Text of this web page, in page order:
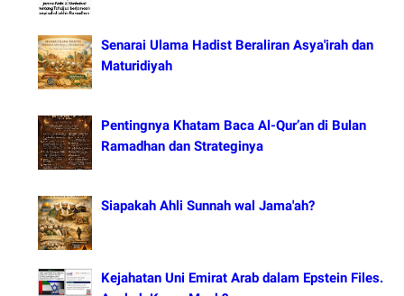
Senarai Ulama Hadist Beraliran Asya'irah dan
Maturidiyah
Pentingnya Khatam Baca Al-Qur’an di Bulan
Ramadhan dan Strateginya
Siapakah Ahli Sunnah wal Jama'ah?
Kejahatan Uni Emirat Arab dalam Epstein Files.